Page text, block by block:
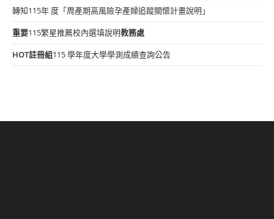
轉知115年 度「周產期高風險孕產婦追蹤關懷計畫說明」
重要115繁星推薦校內選填說明教務處
HOT註冊組115 學年度大學學測成績查詢公告